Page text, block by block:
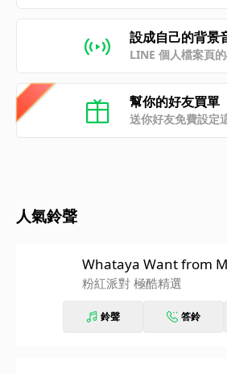
設成自己的背景
LINE 個人檔案頁
幫你的好友買單
送你好友免費設定
人氣鈴聲
Whataya Want from
粉紅派對 極酷精選
鈴聲 答鈴